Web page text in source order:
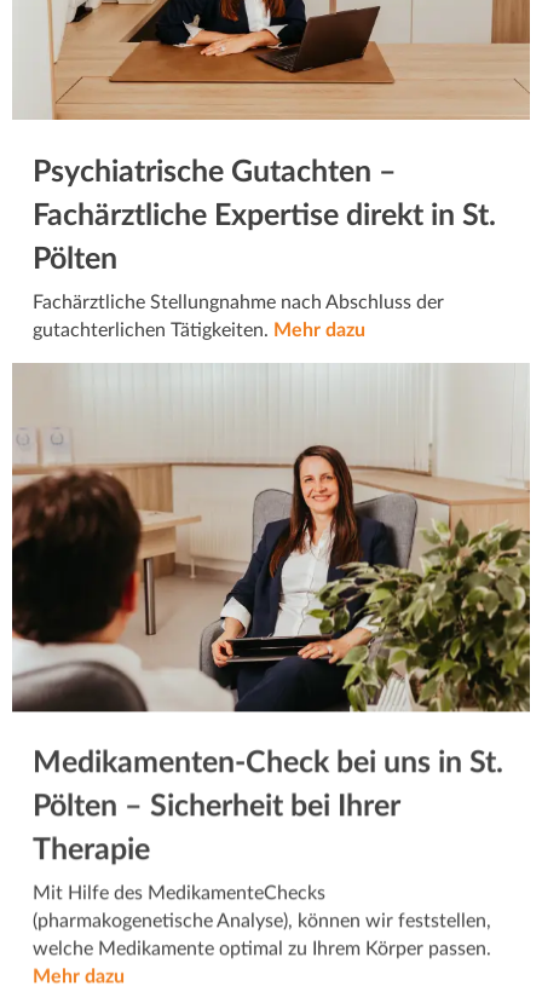
Psychiatrische Gutachten –
Fachärztliche Expertise direkt in St.
Pölten
Fachärztliche Stellungnahme nach Abschluss der
gutachterlichen Tätigkeiten. Mehr dazu
Medikamenten-Check bei uns in St.
Pölten – Sicherheit bei Ihrer
Therapie
Mit Hilfe des MedikamenteChecks
(pharmakogenetische Analyse), können wir feststellen,
welche Medikamente optimal zu Ihrem Körper passen.
Mehr dazu